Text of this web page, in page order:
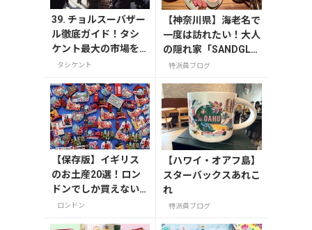
39. チョルスーバザー
ル徹底ガイド！タシ
ケント最大の市場を
大探検
タシケント
【神奈川県】海老名で
一度は訪れたい！大人
の隠れ家「SANDGLA
SS 熾火」で味わうア
特派員ブログ
【保存版】イギリス
のお土産20選！ロン
ドンでしか買えない
雑貨/お菓子/紅茶まで
ロンドン
【ハワイ・オアフ島】
スターバックスあれこ
れ
特派員ブログ